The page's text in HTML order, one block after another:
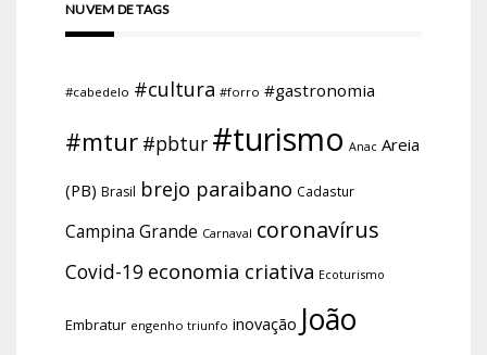
NUVEM DE TAGS
#cabedelo #cultura #forro #gastronomia
#mtur #pbtur #turismo Anac Areia
(PB) Brasil brejo paraibano Cadastur
Campina Grande Carnaval coronavírus
Covid-19 economia criativa Ecoturismo
Embratur engenho triunfo inovação João